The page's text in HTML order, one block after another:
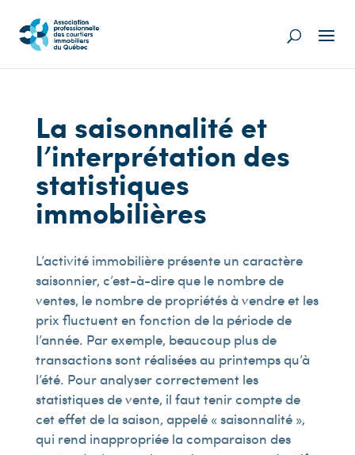
La saisonnalité et
l’interprétation des
statistiques
immobilières
L’activité immobilière présente un caractère
saisonnier, c’est-à-dire que le nombre de
ventes, le nombre de propriétés à vendre et les
prix fluctuent en fonction de la période de
l’année. Par exemple, beaucoup plus de
transactions sont réalisées au printemps qu’à
l’été. Pour analyser correctement les
statistiques de vente, il faut tenir compte de
cet effet de la saison, appelé « saisonnalité »,
qui rend inappropriée la comparaison des